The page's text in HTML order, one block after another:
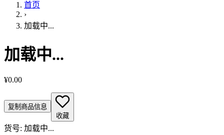
首页
›
加载中...
加载中...
¥0.00
复制商品信息
收藏
货号: 加载中...